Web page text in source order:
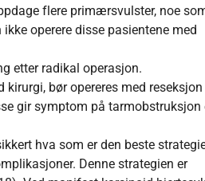
flere primærsvulster, noe
operere disse pasientene med
etter radikal operasjon.
bør opereres med
gir symptom på tarmobstruksjon
hva som er den beste
Denne strategien er